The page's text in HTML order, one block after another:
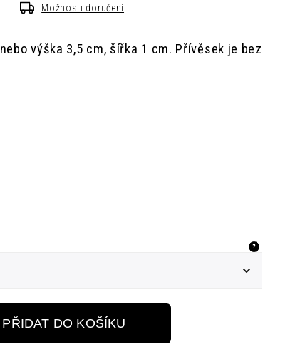
nebo výška 3,5 cm, šířka 1 cm. Přívěsek je bez
?
Možnosti doručení
PŘIDAT DO KOŠÍKU